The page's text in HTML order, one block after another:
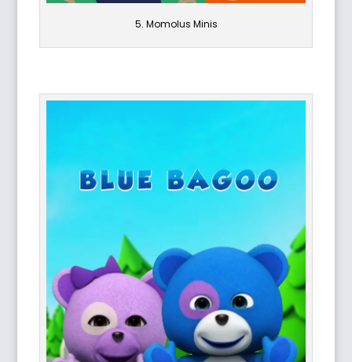
5. Momolus Minis